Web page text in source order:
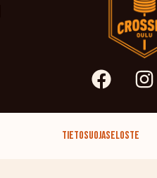
Tietosuojaseloste